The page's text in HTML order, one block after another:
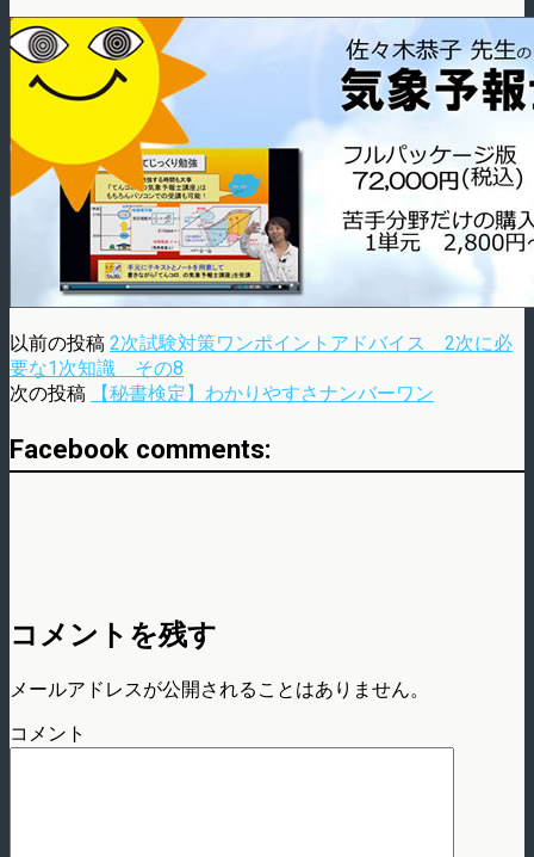
以前の投稿 2次試験対策ワンポイントアドバイス 2次に必
要な1次知識 その8
次の投稿
【秘書検定】わかりやすさナンバーワン
Facebook comments:
コメントを残す
メールアドレスが公開されることはありません。
コメント